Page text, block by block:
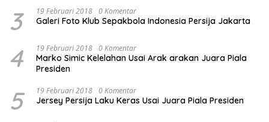
3 19 Februari 2018 0 Komentar
Galeri Foto Klub Sepakbola Indonesia Persija Jakarta
4 19 Februari 2018 0 Komentar
Marko Simic Kelelahan Usai Arak arakan Juara Piala
Presiden
5 19 Februari 2018 0 Komentar
Jersey Persija Laku Keras Usai Juara Piala Presiden